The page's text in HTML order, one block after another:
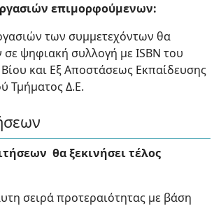
επιμορφούμενων:
των συμμετεχόντων θα
ψηφιακή συλλογή με ISBN του
και Εξ Αποστάσεως Εκπαίδευσης
Τμήματος Δ.Ε.
θα ξεκινήσει τέλος
σειρά προτεραιότητας με βάση